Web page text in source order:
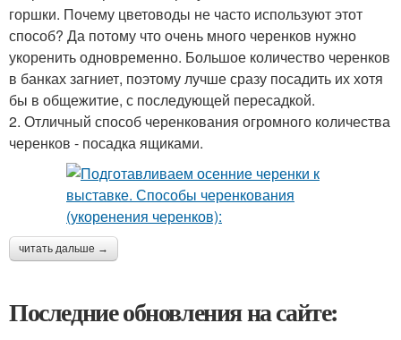
горшки. Почему цветоводы не часто используют этот
способ? Да потому что очень много черенков нужно
укоренить одновременно. Большое количество черенков
в банках загниет, поэтому лучше сразу посадить их хотя
бы в общежитие, с последующей пересадкой.
2. Отличный способ черенкования огромного количества
черенков - посадка ящиками.
читать дальше →
Последние обновления на сайте: